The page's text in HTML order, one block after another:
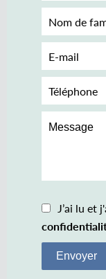
J’ai lu et
Envoyer